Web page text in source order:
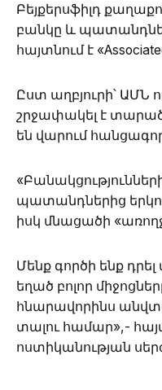
Բեյքերսֆիլդ
բանկը և
հայտնում է
Ըստ աղբյուրի՝ ԱՄՆ
շրջափակել է
են վարում
պատանդներից
իսկ մնացածի
Մենք գործի ենք
եղած բոլոր
հնարավորինս
տալու համար»,-
ոստիկանության